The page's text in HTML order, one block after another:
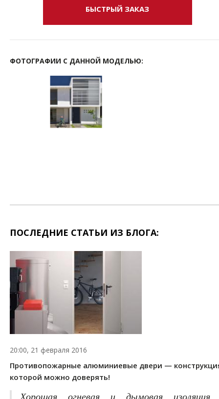
БЫСТРЫЙ ЗАКАЗ
ФОТОГРАФИИ С ДАННОЙ МОДЕЛЬЮ:
ПОСЛЕДНИЕ СТАТЬИ ИЗ БЛОГА:
20:00, 21 февраля 2016
Противопожарные алюминиевые двери —
которой можно доверять!
Хорошая огневая и дымовая изоляция